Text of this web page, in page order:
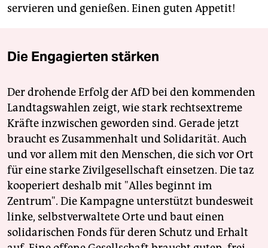
servieren und genießen. Einen guten Appetit!
Die Engagierten stärken
Der drohende Erfolg der AfD bei den kommenden
Landtagswahlen zeigt, wie stark rechtsextreme
Kräfte inzwischen geworden sind. Gerade jetzt
braucht es Zusammenhalt und Solidarität. Auch
und vor allem mit den Menschen, die sich vor Ort
für eine starke Zivilgesellschaft einsetzen. Die taz
kooperiert deshalb mit "Alles beginnt im
Zentrum". Die Kampagne unterstützt bundesweit
linke, selbstverwaltete Orte und baut einen
solidarischen Fonds für deren Schutz und Erhalt